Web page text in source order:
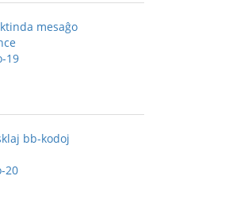
mesaĝo
19
bb-kodoj
20